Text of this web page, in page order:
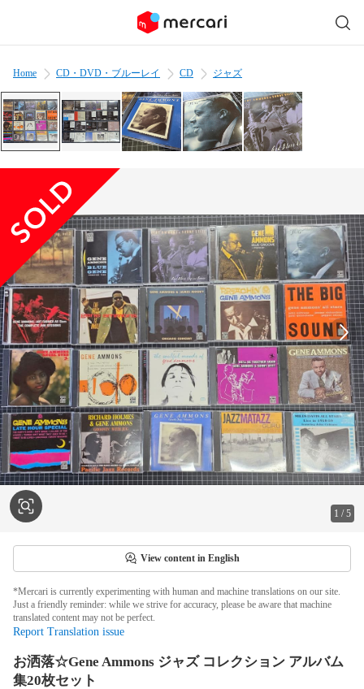
Home CD・DVD・ブルーレイ CD ジャズ
1 /5
View content in English
*Mercari is currently experimenting with human and machine translations on our site.
Just a friendly reminder: while we strive for accuracy, please be aware that machine
translated content may not be perfect.
Report Translation issue
お洒落☆Gene Ammons ジャズ コレクション アルバム
集20枚セット